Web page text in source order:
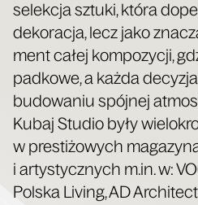
selek­cja sztu­ki, któ­ra
deko­ra­cja, lecz jako
ment całej kom­po­zy­cji,
pad­ko­we, a każ­da
budo­wa­niu spój­nej
Kubaj Stu­dio były
w pre­sti­żo­wych
i arty­stycz­nych m.in. w:
Pol­ska Living, AD